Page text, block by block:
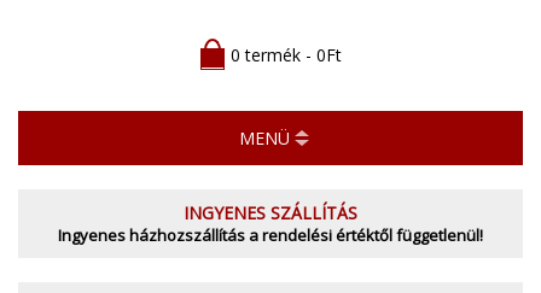
0 termék - 0Ft
MENÜ
INGYENES SZÁLLÍTÁS
Ingyenes házhozszállítás a rendelési értéktől függetlenül!